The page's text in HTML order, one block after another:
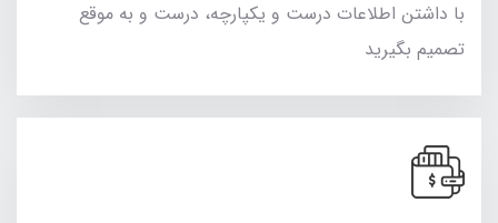
با داشتن اطلاعات درست و یکپارچه، درست و به موقع
تصمیم بگیرید